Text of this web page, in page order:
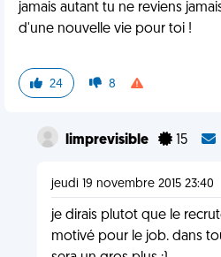
jamais autant tu ne reviens
d'une nouvelle vie pour toi !
24 8
limprevisible 15
jeudi 19 novembre 2015 23:40
je dirais plutot que le
motivé pour le job. dans